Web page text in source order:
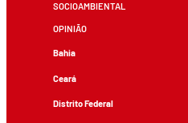
SOCIOAMBIENTAL
OPINIÃO
Bahia
Ceará
Distrito Federal